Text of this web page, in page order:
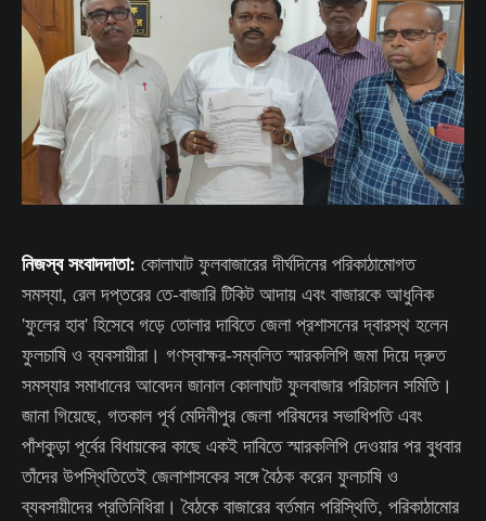
নিজস্ব সংবাদদাতা: কোলাঘাট ফুলবাজারের দীর্ঘদিনের পরিকাঠামোগত
সমস্যা, রেল দপ্তরের তে-বাজারি টিকিট আদায় এবং বাজারকে আধুনিক
'ফুলের হাব' হিসেবে গড়ে তোলার দাবিতে জেলা প্রশাসনের দ্বারস্থ হলেন
ফুলচাষি ও ব্যবসায়ীরা। গণস্বাক্ষর-সম্বলিত স্মারকলিপি জমা দিয়ে দ্রুত
সমস্যার সমাধানের আবেদন জানাল কোলাঘাট ফুলবাজার পরিচালন সমিতি।
জানা গিয়েছে, গতকাল পূর্ব মেদিনীপুর জেলা পরিষদের সভাধিপতি এবং
পাঁশকুড়া পূর্বের বিধায়কের কাছে একই দাবিতে স্মারকলিপি দেওয়ার পর বুধবার
তাঁদের উপস্থিতিতেই জেলাশাসকের সঙ্গে বৈঠক করেন ফুলচাষি ও
ব্যবসায়ীদের প্রতিনিধিরা। বৈঠকে বাজারের বর্তমান পরিস্থিতি, পরিকাঠামোর